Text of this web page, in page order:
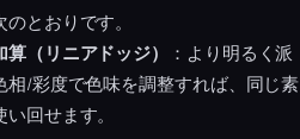
とおりです。
算（リニアドッジ）
：より明るく派
相/彩度で色味を調整すれば、同じ素
回せます。